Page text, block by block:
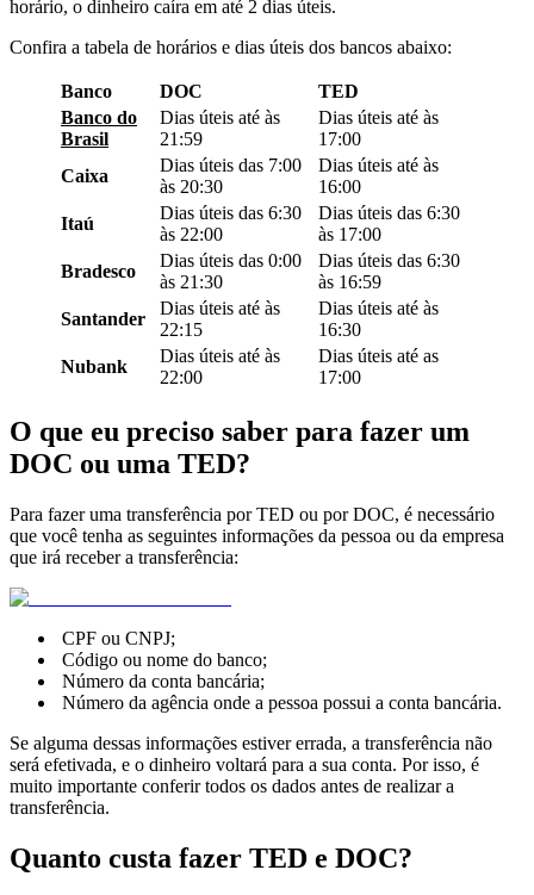
horário, o dinheiro caíra em até 2 dias úteis.
Confira a tabela de horários e dias úteis dos bancos abaixo:
Banco DOC
TED
Banco do
Brasil
Dias úteis até às
21:59
Dias úteis até às
17:00
Caixa
Dias úteis das 7:00
às 20:30
Dias úteis até às
16:00
Itaú
Dias úteis das 6:30
às 22:00
Dias úteis das 6:30
às 17:00
Bradesco
Dias úteis das 0:00
às 21:30
Dias úteis das 6:30
às 16:59
Santander
Dias úteis até às
22:15
Dias úteis até às
16:30
Nubank
Dias úteis até às
22:00
Dias úteis até as
17:00
O que eu preciso saber para fazer um
DOC ou uma TED?
Para fazer uma transferência por TED ou por DOC, é necessário
que você tenha as seguintes informações da pessoa ou da empresa
que irá receber a transferência:
CPF ou CNPJ;
Código ou nome do banco;
Número da conta bancária;
Número da agência onde a pessoa possui a conta bancária.
Se alguma dessas informações estiver errada, a transferência não
será efetivada, e o dinheiro voltará para a sua conta. Por isso, é
muito importante conferir todos os dados antes de realizar a
transferência.
Quanto custa fazer TED e DOC?